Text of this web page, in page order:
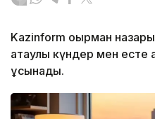
Kazinform оқырман
атаулы күндер мен есте
ұсынады.